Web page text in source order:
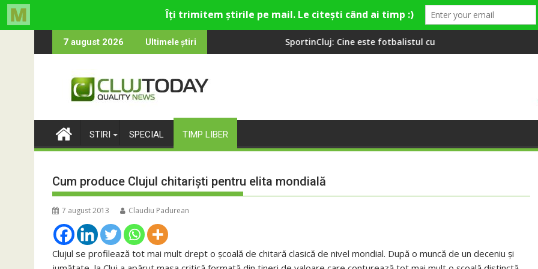
to
7 august 2026 Ultimele știri
cultural și de divertisment din Cluj-Napoca
devine o întrebare SportinCluj: Cine este fotbalistul cu două diplome care a învățat româna la 2 ani
Compania de Apă
STIRI SPECIAL TIMP LIBER
Cum produce Clujul chitariști pentru elita mondială
7 august 2013 Claudiu Padurean
Clujul se profilează tot mai mult drept o școală de chitară clasică de nivel mondial. După o muncă de un deceniu și